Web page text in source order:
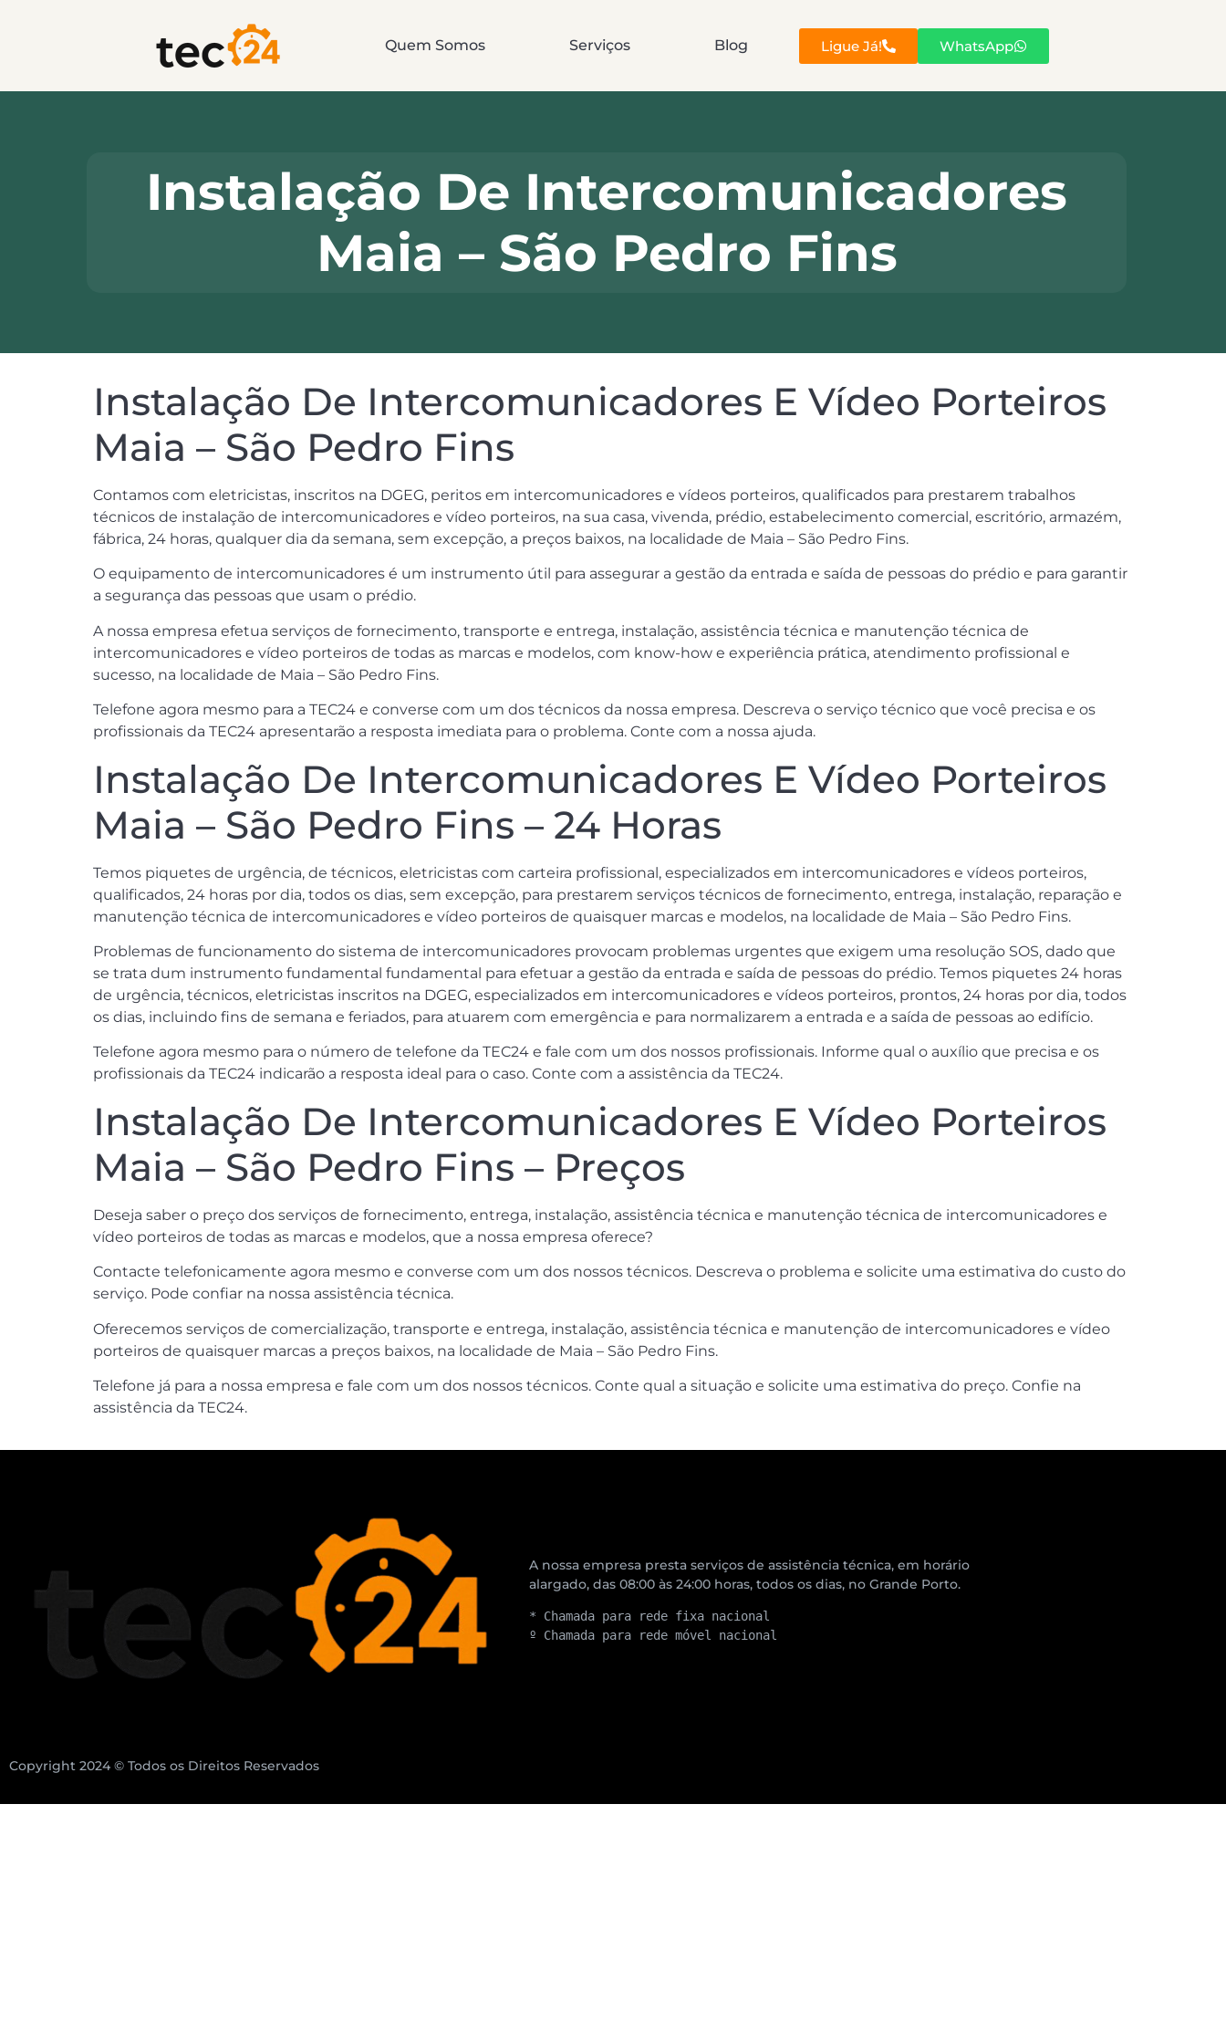
Quem Somos Serviços Blog Ligue Já! WhatsApp
Instalação De Intercomunicadores
Maia – São Pedro Fins
Instalação De Intercomunicadores E Vídeo Porteiros
Maia – São Pedro Fins
Contamos com eletricistas, inscritos na DGEG, peritos em intercomunicadores e vídeos porteiros, qualificados para prestarem trabalhos
técnicos de instalação de intercomunicadores e vídeo porteiros, na sua casa, vivenda, prédio, estabelecimento comercial, escritório, armazém,
fábrica, 24 horas, qualquer dia da semana, sem excepção, a preços baixos, na localidade de Maia – São Pedro Fins.
O equipamento de intercomunicadores é um instrumento útil para assegurar a gestão da entrada e saída de pessoas do prédio e para garantir
a segurança das pessoas que usam o prédio.
A nossa empresa efetua serviços de fornecimento, transporte e entrega, instalação, assistência técnica e manutenção técnica de
intercomunicadores e vídeo porteiros de todas as marcas e modelos, com know-how e experiência prática, atendimento profissional e
sucesso, na localidade de Maia – São Pedro Fins.
Telefone agora mesmo para a TEC24 e converse com um dos técnicos da nossa empresa. Descreva o serviço técnico que você precisa e os
profissionais da TEC24 apresentarão a resposta imediata para o problema. Conte com a nossa ajuda.
Instalação De Intercomunicadores E Vídeo Porteiros
Maia – São Pedro Fins – 24 Horas
Temos piquetes de urgência, de técnicos, eletricistas com carteira profissional, especializados em intercomunicadores e vídeos porteiros,
qualificados, 24 horas por dia, todos os dias, sem excepção, para prestarem serviços técnicos de fornecimento, entrega, instalação, reparação e
manutenção técnica de intercomunicadores e vídeo porteiros de quaisquer marcas e modelos, na localidade de Maia – São Pedro Fins.
Problemas de funcionamento do sistema de intercomunicadores provocam problemas urgentes que exigem uma resolução SOS, dado que
se trata dum instrumento fundamental fundamental para efetuar a gestão da entrada e saída de pessoas do prédio. Temos piquetes 24 horas
de urgência, técnicos, eletricistas inscritos na DGEG, especializados em intercomunicadores e vídeos porteiros, prontos, 24 horas por dia, todos
os dias, incluindo fins de semana e feriados, para atuarem com emergência e para normalizarem a entrada e a saída de pessoas ao edifício.
Telefone agora mesmo para o número de telefone da TEC24 e fale com um dos nossos profissionais. Informe qual o auxílio que precisa e os
profissionais da TEC24 indicarão a resposta ideal para o caso. Conte com a assistência da TEC24.
Instalação De Intercomunicadores E Vídeo Porteiros
Maia – São Pedro Fins – Preços
Deseja saber o preço dos serviços de fornecimento, entrega, instalação, assistência técnica e manutenção técnica de intercomunicadores e
vídeo porteiros de todas as marcas e modelos, que a nossa empresa oferece?
Contacte telefonicamente agora mesmo e converse com um dos nossos técnicos. Descreva o problema e solicite uma estimativa do custo do
serviço. Pode confiar na nossa assistência técnica.
Oferecemos serviços de comercialização, transporte e entrega, instalação, assistência técnica e manutenção de intercomunicadores e vídeo
porteiros de quaisquer marcas a preços baixos, na localidade de Maia – São Pedro Fins.
Telefone já para a nossa empresa e fale com um dos nossos técnicos. Conte qual a situação e solicite uma estimativa do preço. Confie na
assistência da TEC24.
A nossa empresa presta serviços de assistência técnica, em horário
alargado, das 08:00 às 24:00 horas, todos os dias, no Grande Porto.
* Chamada para rede fixa nacional
º Chamada para rede móvel nacional
Copyright 2024 © Todos os Direitos Reservados